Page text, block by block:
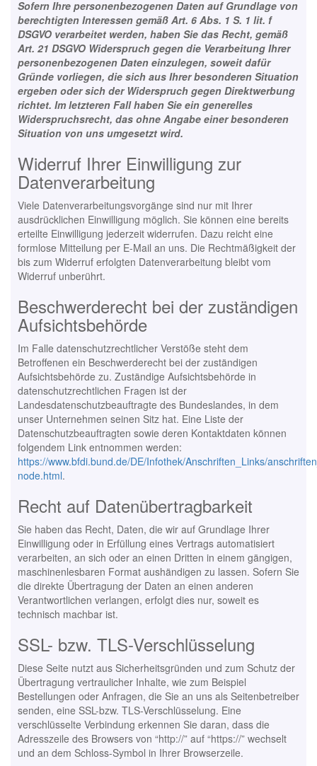
Sofern Ihre personenbezogenen Daten auf Grundlage von
berechtigten Interessen gemäß Art. 6 Abs. 1 S. 1 lit. f
DSGVO verarbeitet werden, haben Sie das Recht, gemäß
Art. 21 DSGVO Widerspruch gegen die Verarbeitung Ihrer
personenbezogenen Daten einzulegen, soweit dafür
Gründe vorliegen, die sich aus Ihrer besonderen Situation
ergeben oder sich der Widerspruch gegen Direktwerbung
richtet. Im letzteren Fall haben Sie ein generelles
Widerspruchsrecht, das ohne Angabe einer besonderen
Situation von uns umgesetzt wird.
Widerruf Ihrer Einwilligung zur
Datenverarbeitung
Viele Datenverarbeitungsvorgänge sind nur mit Ihrer
ausdrücklichen Einwilligung möglich. Sie können eine bereits
erteilte Einwilligung jederzeit widerrufen. Dazu reicht eine
formlose Mitteilung per E-Mail an uns. Die Rechtmäßigkeit der
bis zum Widerruf erfolgten Datenverarbeitung bleibt vom
Widerruf unberührt.
Beschwerderecht bei der zuständigen
Aufsichtsbehörde
Im Falle datenschutzrechtlicher Verstöße steht dem
Betroffenen ein Beschwerderecht bei der zuständigen
Aufsichtsbehörde zu. Zuständige Aufsichtsbehörde in
datenschutzrechtlichen Fragen ist der
Landesdatenschutzbeauftragte des Bundeslandes, in dem
unser Unternehmen seinen Sitz hat. Eine Liste der
Datenschutzbeauftragten sowie deren Kontaktdaten können
folgendem Link entnommen werden:
https://www.bfdi.bund.de/DE/Infothek/Anschriften_Links/
node.html.
Recht auf Datenübertragbarkeit
Sie haben das Recht, Daten, die wir auf Grundlage Ihrer
Einwilligung oder in Erfüllung eines Vertrags automatisiert
verarbeiten, an sich oder an einen Dritten in einem gängigen,
maschinenlesbaren Format aushändigen zu lassen. Sofern Sie
die direkte Übertragung der Daten an einen anderen
Verantwortlichen verlangen, erfolgt dies nur, soweit es
technisch machbar ist.
SSL- bzw. TLS-Verschlüsselung
Diese Seite nutzt aus Sicherheitsgründen und zum Schutz der
Übertragung vertraulicher Inhalte, wie zum Beispiel
Bestellungen oder Anfragen, die Sie an uns als Seitenbetreiber
senden, eine SSL-bzw. TLS-Verschlüsselung. Eine
verschlüsselte Verbindung erkennen Sie daran, dass die
Adresszeile des Browsers von “http://” auf “https://” wechselt
und an dem Schloss-Symbol in Ihrer Browserzeile.